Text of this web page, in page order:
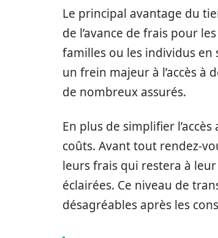
Le principal avantage du
de l’avance de frais pour
familles ou les individus en
un frein majeur à l’accès à
de nombreux assurés.
En plus de simplifier l’accès
coûts. Avant tout rendez-
leurs frais qui restera à
éclairées. Ce niveau de
désagréables après les